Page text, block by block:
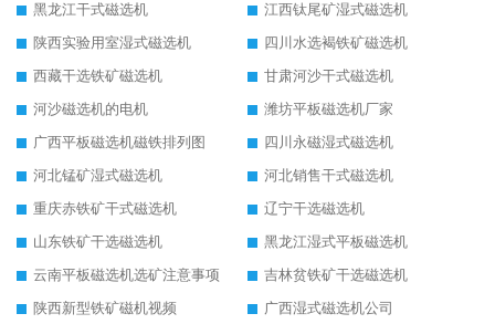
黑龙江干式磁选机
江西钛尾矿湿式磁选机
陕西实验用室湿式磁选机
四川水选褐铁矿磁选机
西藏干选铁矿磁选机
甘肃河沙干式磁选机
河沙磁选机的电机
潍坊平板磁选机厂家
广西平板磁选机磁铁排列图
四川永磁湿式磁选机
河北锰矿湿式磁选机
河北销售干式磁选机
重庆赤铁矿干式磁选机
辽宁干选磁选机
山东铁矿干选磁选机
黑龙江湿式平板磁选机
云南平板磁选机选矿注意事项
吉林贫铁矿干选磁选机
陕西新型铁矿磁机视频
广西湿式磁选机公司